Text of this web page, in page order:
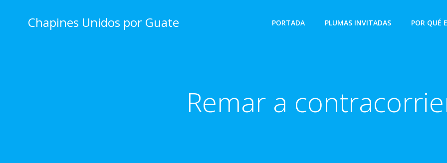
Chapines Unidos por Guate PORTADA PLUMAS INVITADAS POR QUÉ
Remar a